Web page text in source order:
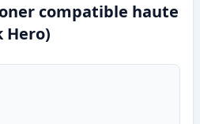
compatible haute
Hero)